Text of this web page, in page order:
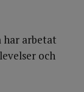
har arbetat
och